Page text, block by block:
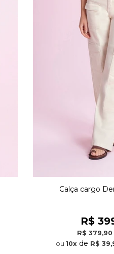
Calça cargo
R$
R$ 379,90
10x de R$